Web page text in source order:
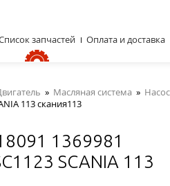
» Масляная система »
113 скания113
1369981
SCANIA 113
запчастей Оплата и доставка